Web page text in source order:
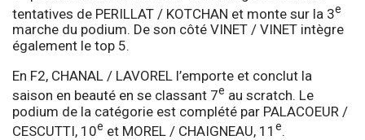
tentatives de PERILLAT / KOTCHAN et monte sur la 3e
marche du podium. De son côté VINET / VINET intègre
également le top 5.
En F2, CHANAL / LAVOREL l’emporte et conclut la
saison en beauté en se classant 7e au scratch. Le
podium de la catégorie est complété par PALACOEUR /
CESCUTTI, 10e et MOREL / CHAIGNEAU, 11 e.